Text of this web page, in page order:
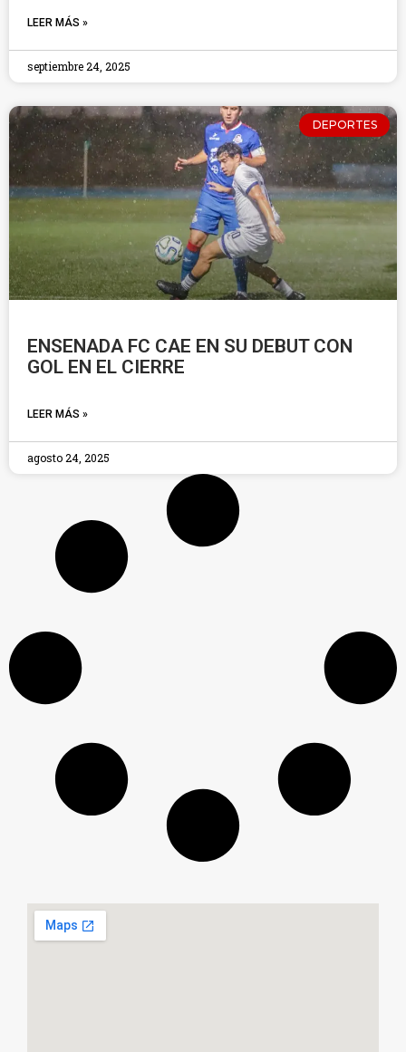
LEER MÁS »
septiembre 24, 2025
DEPORTES
ENSENADA FC CAE EN SU DEBUT CON
GOL EN EL CIERRE
LEER MÁS »
agosto 24, 2025